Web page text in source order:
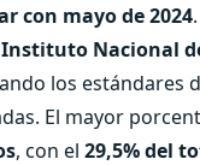
con mayo de 2024
Instituto Nacional
los estándares
El mayor
, con el 29,5% del